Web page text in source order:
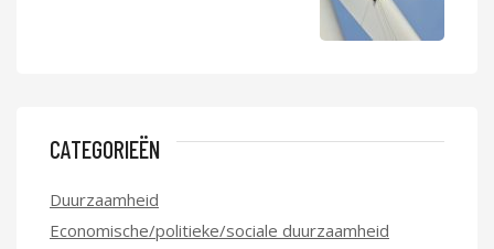
CATEGORIEËN
Duurzaamheid
Economische/politieke/sociale duurzaamheid